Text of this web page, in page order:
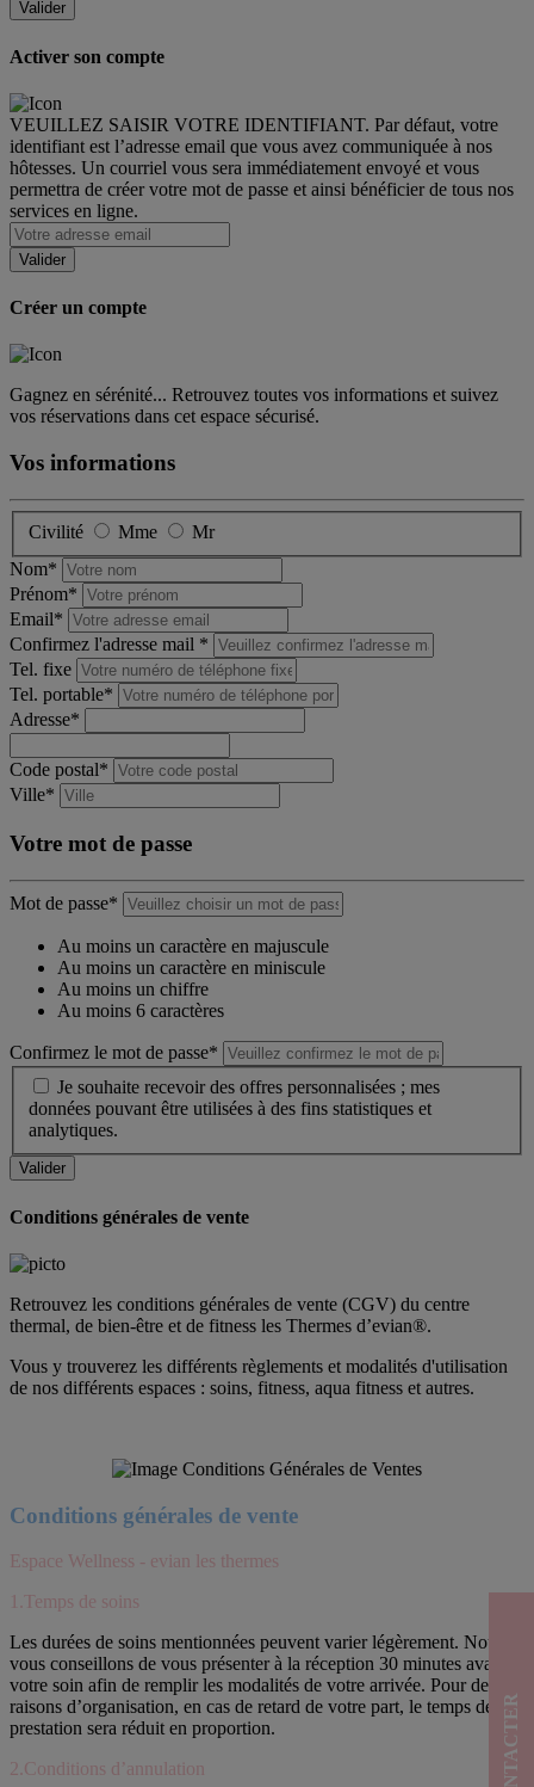
Activer son compte
VEUILLEZ SAISIR VOTRE IDENTIFIANT. Par défaut, votre
identifiant est l’adresse email que vous avez communiquée à nos
hôtesses. Un courriel vous sera immédiatement envoyé et vous
permettra de créer votre mot de passe et ainsi bénéficier de tous nos
services en ligne.
Créer un compte
Gagnez en sérénité... Retrouvez toutes vos informations et suivez
vos réservations dans cet espace sécurisé.
Vos informations
Civilité Mme
Mr
Nom*
Prénom*
Email*
Confirmez l'adresse mail *
Tel. fixe
Tel. portable*
Adresse*
Code postal*
Ville*
Votre mot de passe
Mot de passe*
Au moins un caractère en majuscule
Au moins un caractère en miniscule
Au moins un chiffre
Au moins 6 caractères
Confirmez le mot de passe*
Je souhaite recevoir des offres personnalisées ; mes
données pouvant être utilisées à des fins statistiques et
analytiques.
Conditions générales de vente
Retrouvez les conditions générales de vente (CGV) du centre
thermal, de bien-être et de fitness les Thermes d’evian®.
Vous y trouverez les différents règlements et modalités d'utilisation
de nos différents espaces : soins, fitness, aqua fitness et autres.
Conditions générales de vente
Espace Wellness - evian les thermes
1.Temps de soins
Les durées de soins mentionnées peuvent varier légèrement. Nous
vous conseillons de vous présenter à la réception 30 minutes avant
votre soin afin de remplir les modalités de votre arrivée. Pour des
raisons d’organisation, en cas de retard de votre part, le temps de
prestation sera réduit en proportion.
2.Conditions d’annulation